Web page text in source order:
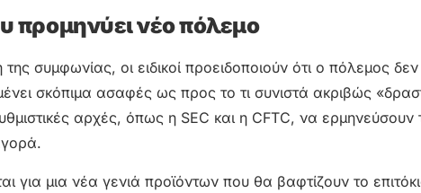
προμηνύει νέο πόλεμο
συμφωνίας, οι ειδικοί προειδοποιούν ότι ο πόλεμος δεν
σκόπιμα ασαφές ως προς το τι συνιστά ακριβώς
αρχές, όπως η SEC και η CFTC, να
για μια νέα γενιά προϊόντων που θα βαφτίζουν το